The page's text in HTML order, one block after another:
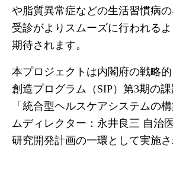
や脂質異常症などの生活習慣病
受診がよりスムーズに行われる
期待されます。
本プロジェクトは内閣府の戦略
創造プログラム（SIP）第3期の
「統合型ヘルスケアシステムの
ムディレクター：永井良三 自治
研究開発計画の一環として実施さ